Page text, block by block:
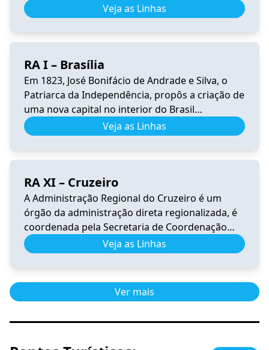
ficaram dentro da área escolhida para sediar a
nova capital do Brasil. Conforme o Censo
assim distribuídas: nos […]
Veja as Linhas
RA I – Brasília
Em 1823, José Bonifácio de Andrade e Silva, o
Patriarca da Independência, propôs a criação de
uma nova capital no interior do Brasil
(sugerindo o nome Brasília), longe dos portos
para garantir a segurança do país. A vocação
Bosco. O […]
Veja as Linhas
RA XI – Cruzeiro
A Administração Regional do Cruzeiro é um
órgão da administração direta regionalizada, é
coordenada pela Secretaria de Coordenação
das Cidades. Tem por competência representar
o Governo do Distrito Federal na execução das
sua jurisdição. A Região Administrativa do
Cruzeiro encontra-se dentro da Poligonal de
Veja as Linhas
Ver mais